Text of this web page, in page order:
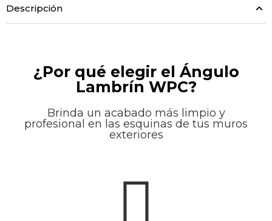
Descripción
¿Por qué elegir el Ángulo
Lambrín WPC?
Brinda un acabado más limpio y
profesional en las esquinas de tus muros
exteriores